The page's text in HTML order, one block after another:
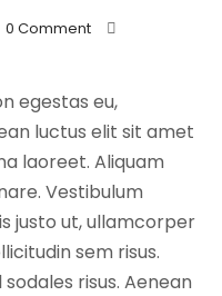
0 Comment
egestas eu,
luctus elit sit amet
laoreet. Aliquam
Vestibulum
justo ut, ullamcorper
sem risus.
risus. Aenean